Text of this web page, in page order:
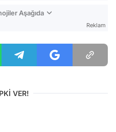
Aşağıda
Reklam
VER!